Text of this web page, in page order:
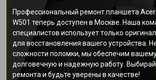
Профессиональный ремонт планшета Acer
W501 теперь доступен в Москве. Наша
специалистов использует только
для восстановления вашего устройства.
сложности поломки, мы обеспечим
долговечную и надежную работу.
ремонта и будьте уверены в качестве!